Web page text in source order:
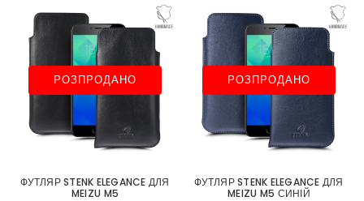
РОЗПРОДАНО
ФУТЛЯР STENK ELEGANCE ДЛЯ
MEIZU M5
РОЗПРОДАНО
ФУТЛЯР STENK ELEGANCE ДЛЯ
MEIZU M5 СИНІЙ